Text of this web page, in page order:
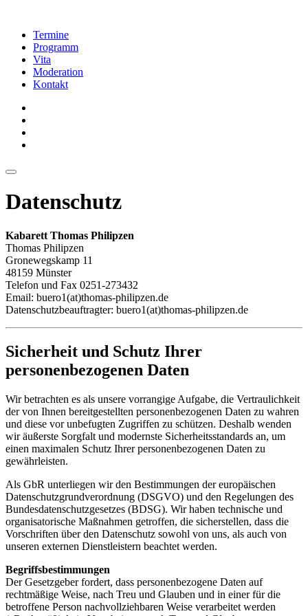
Termine
Programm
Vita
Moderation
Kontakt
Datenschutz
Kabarett Thomas Philipzen
Thomas Philipzen
Gronewegskamp 11
48159 Münster
Telefon und Fax 0251-273432
Email: buero1(at)thomas-philipzen.de
Datenschutzbeauftragter: buero1(at)thomas-philipzen.de
Sicherheit und Schutz Ihrer
personenbezogenen Daten
Wir betrachten es als unsere vorrangige Aufgabe, die Vertraulichkeit
der von Ihnen bereitgestellten personenbezogenen Daten zu wahren
und diese vor unbefugten Zugriffen zu schützen. Deshalb wenden
wir äußerste Sorgfalt und modernste Sicherheitsstandards an, um
einen maximalen Schutz Ihrer personenbezogenen Daten zu
gewährleisten.
Als GbR unterliegen wir den Bestimmungen der europäischen
Datenschutzgrundverordnung (DSGVO) und den Regelungen des
Bundesdatenschutzgesetzes (BDSG). Wir haben technische und
organisatorische Maßnahmen getroffen, die sicherstellen, dass die
Vorschriften über den Datenschutz sowohl von uns, als auch von
unseren externen Dienstleistern beachtet werden.
Begriffsbestimmungen
Der Gesetzgeber fordert, dass personenbezogene Daten auf
rechtmäßige Weise, nach Treu und Glauben und in einer für die
betroffene Person nachvollziehbaren Weise verarbeitet werden